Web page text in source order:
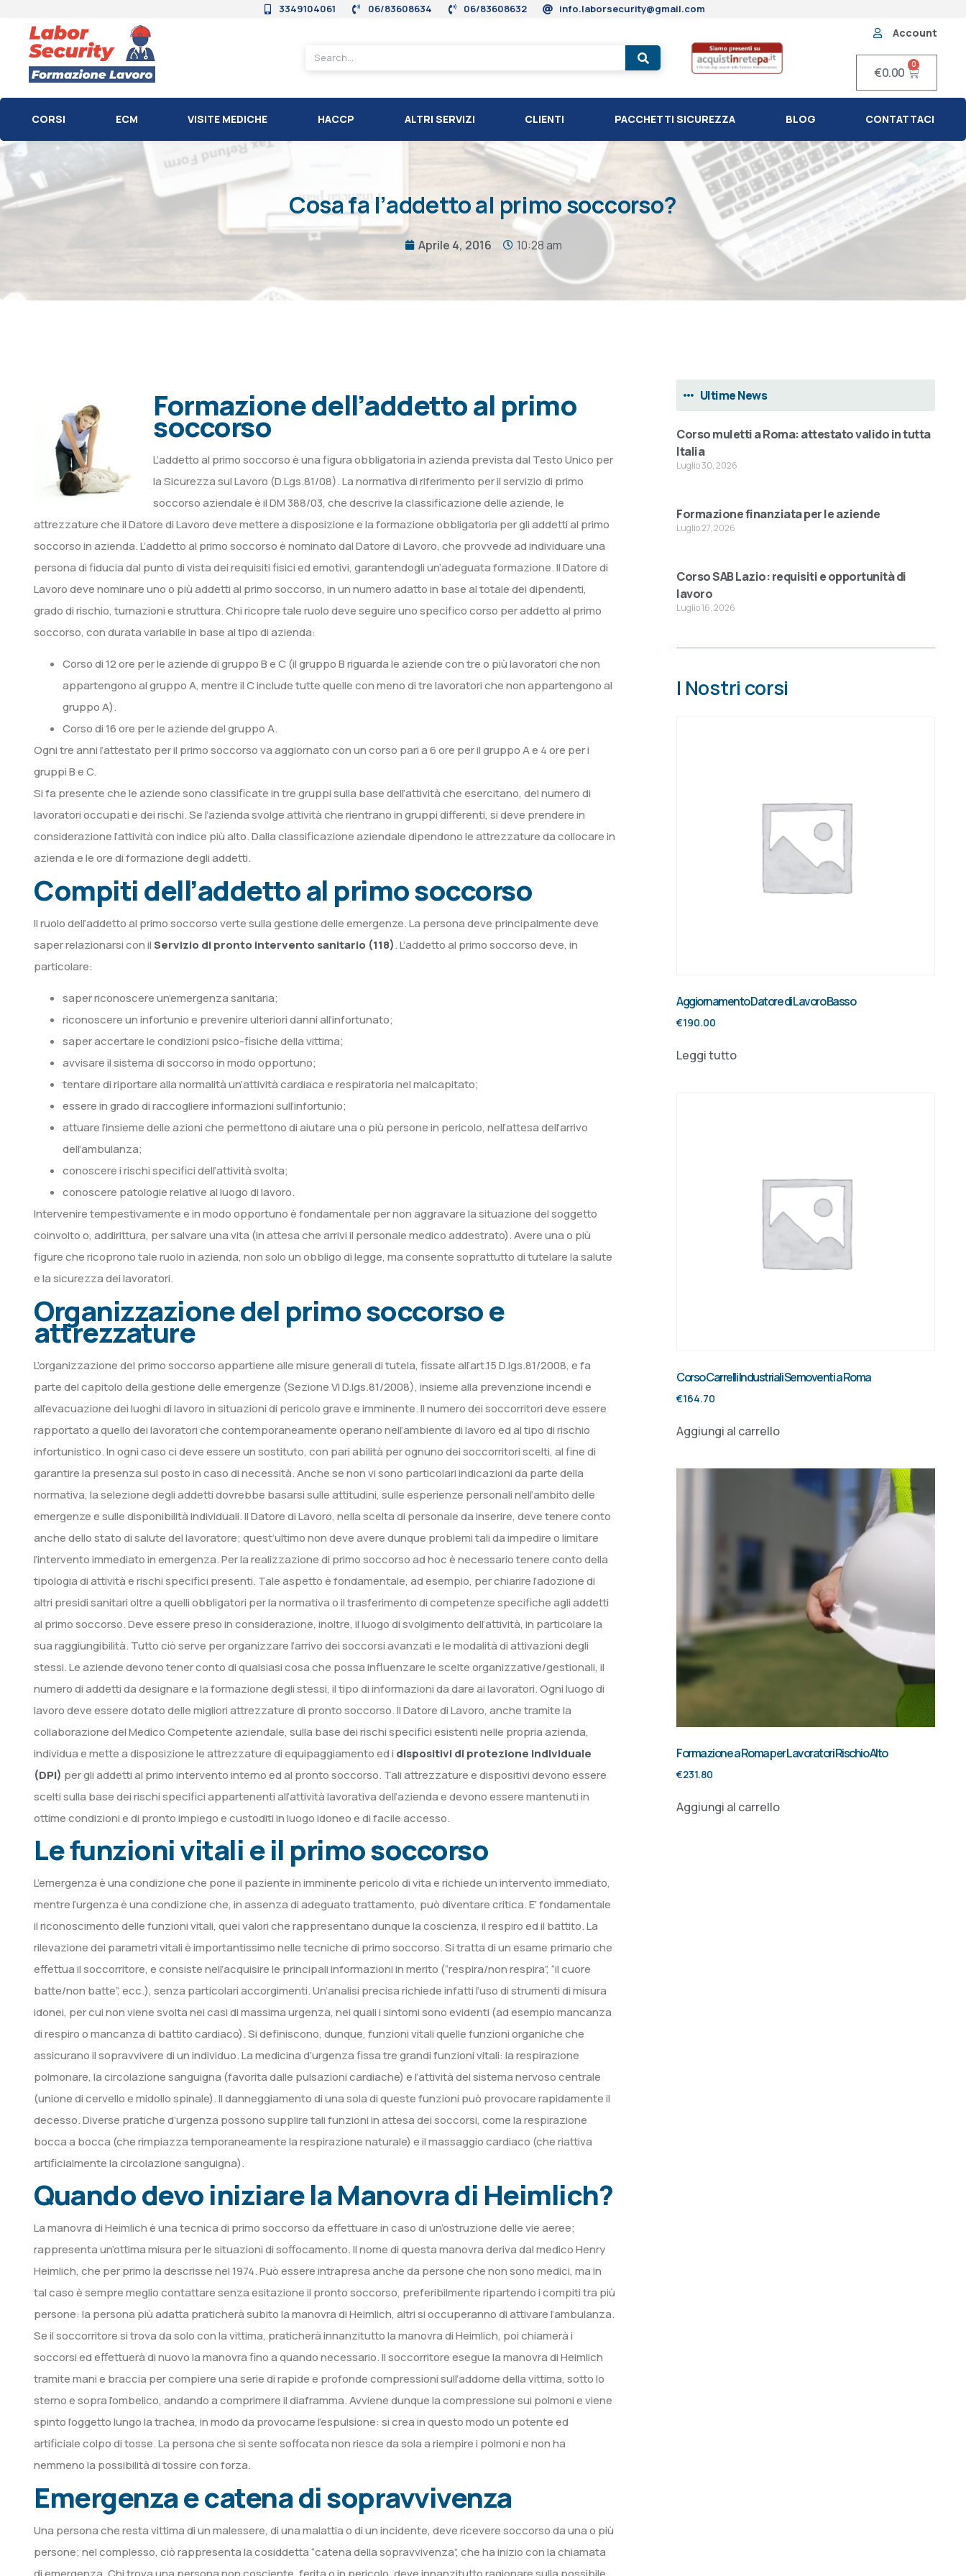
3349104061 06/83608634 06/83608632 info.laborsecurity@gmail.com
Account
€0.00
0
CORSI ECM VISITE MEDICHE HACCP ALTRI SERVIZI CLIENTI PACCHETTI SICUREZZA BLOG CONTATTACI
Cosa fa l’addetto al primo soccorso?
Aprile 4, 2016 10:28 am
Formazione dell’addetto al primo
soccorso
L’addetto al primo soccorso è una figura obbligatoria in azienda prevista dal Testo Unico per
la Sicurezza sul Lavoro (D.Lgs.81/08). La normativa di riferimento per il servizio di primo
soccorso aziendale è il DM 388/03, che descrive la classificazione delle aziende, le
attrezzature che il Datore di Lavoro deve mettere a disposizione e la formazione obbligatoria per gli addetti al primo
soccorso in azienda. L’addetto al primo soccorso è nominato dal Datore di Lavoro, che provvede ad individuare una
persona di fiducia dal punto di vista dei requisiti fisici ed emotivi, garantendogli un’adeguata formazione. Il Datore di
Lavoro deve nominare uno o più addetti al primo soccorso, in un numero adatto in base al totale dei dipendenti,
grado di rischio, turnazioni e struttura. Chi ricopre tale ruolo deve seguire uno specifico corso per addetto al primo
soccorso, con durata variabile in base al tipo di azienda:
Corso di 12 ore per le aziende di gruppo B e C (il gruppo B riguarda le aziende con tre o più lavoratori che non
appartengono al gruppo A, mentre il C include tutte quelle con meno di tre lavoratori che non appartengono al
gruppo A).
Corso di 16 ore per le aziende del gruppo A.
Ogni tre anni l’attestato per il primo soccorso va aggiornato con un corso pari a 6 ore per il gruppo A e 4 ore per i
gruppi B e C.
Si fa presente che le aziende sono classificate in tre gruppi sulla base dell’attività che esercitano, del numero di
lavoratori occupati e dei rischi. Se l’azienda svolge attività che rientrano in gruppi differenti, si deve prendere in
considerazione l’attività con indice più alto. Dalla classificazione aziendale dipendono le attrezzature da collocare in
azienda e le ore di formazione degli addetti.
Compiti dell’addetto al primo soccorso
Il ruolo dell’addetto al primo soccorso verte sulla gestione delle emergenze. La persona deve principalmente deve
saper relazionarsi con ilServizio di pronto intervento sanitario (118). L’addetto al primo soccorso deve, in
particolare:
saper riconoscere un’emergenza sanitaria;
riconoscere un infortunio e prevenire ulteriori danni all’infortunato;
saper accertare le condizioni psico-fisiche della vittima;
avvisare il sistema di soccorso in modo opportuno;
tentare di riportare alla normalità un’attività cardiaca e respiratoria nel malcapitato;
essere in grado di raccogliere informazioni sull’infortunio;
attuare l’insieme delle azioni che permettono di aiutare una o più persone in pericolo, nell’attesa dell’arrivo
dell’ambulanza;
conoscere i rischi specifici dell’attività svolta;
conoscere patologie relative al luogo di lavoro.
Intervenire tempestivamente e in modo opportuno è fondamentale per non aggravare la situazione del soggetto
coinvolto o, addirittura, per salvare una vita (in attesa che arrivi il personale medico addestrato). Avere una o più
figure che ricoprono tale ruolo in azienda, non solo un obbligo di legge, ma consente soprattutto di tutelare la salute
e la sicurezza dei lavoratori.
Organizzazione del primo soccorso e
attrezzature
L’organizzazione del primo soccorso appartiene alle misure generali di tutela, fissate all’art.15 D.lgs.81/2008, e fa
parte del capitolo della gestione delle emergenze (Sezione VI D.lgs.81/2008), insieme alla prevenzione incendi e
all’evacuazione dei luoghi di lavoro in situazioni di pericolo grave e imminente. Il numero dei soccorritori deve essere
rapportato a quello dei lavoratori che contemporaneamente operano nell’ambiente di lavoro ed al tipo di rischio
infortunistico. In ogni caso ci deve essere un sostituto, con pari abilità per ognuno dei soccorritori scelti, al fine di
garantire la presenza sul posto in caso di necessità. Anche se non vi sono particolari indicazioni da parte della
normativa, la selezione degli addetti dovrebbe basarsi sulle attitudini, sulle esperienze personali nell’ambito delle
emergenze e sulle disponibilità individuali. Il Datore di Lavoro, nella scelta di personale da inserire, deve tenere conto
anche dello stato di salute del lavoratore; quest’ultimo non deve avere dunque problemi tali da impedire o limitare
l’intervento immediato in emergenza. Per la realizzazione di primo soccorso ad hoc è necessario tenere conto della
tipologia di attività e rischi specifici presenti. Tale aspetto è fondamentale, ad esempio, per chiarire l’adozione di
altri presidi sanitari oltre a quelli obbligatori per la normativa o il trasferimento di competenze specifiche agli addetti
al primo soccorso. Deve essere preso in considerazione, inoltre, il luogo di svolgimento dell’attività, in particolare la
sua raggiungibilità. Tutto ciò serve per organizzare l’arrivo dei soccorsi avanzati e le modalità di attivazioni degli
stessi. Le aziende devono tener conto di qualsiasi cosa che possa influenzare le scelte organizzative/gestionali, il
numero di addetti da designare e la formazione degli stessi, il tipo di informazioni da dare ai lavoratori. Ogni luogo di
lavoro deve essere dotato delle migliori attrezzature di pronto soccorso. Il Datore di Lavoro, anche tramite la
collaborazione del Medico Competente aziendale, sulla base dei rischi specifici esistenti nelle propria azienda,
individua e mette a disposizione le attrezzature di equipaggiamento ed i dispositivi di protezione individuale
(DPI) per gli addetti al primo intervento interno ed al pronto soccorso. Tali attrezzature e dispositivi devono essere
scelti sulla base dei rischi specifici appartenenti all’attività lavorativa dell’azienda e devono essere mantenuti in
ottime condizioni e di pronto impiego e custoditi in luogo idoneo e di facile accesso.
Le funzioni vitali e il primo soccorso
L’emergenza è una condizione che pone il paziente in imminente pericolo di vita e richiede un intervento immediato,
mentre l’urgenza è una condizione che, in assenza di adeguato trattamento, può diventare critica. E’ fondamentale
il riconoscimento delle funzioni vitali, quei valori che rappresentano dunque la coscienza, il respiro ed il battito. La
rilevazione dei parametri vitali è importantissimo nelle tecniche di primo soccorso. Si tratta di un esame primario che
effettua il soccorritore, e consiste nell’acquisire le principali informazioni in merito (“respira/non respira”, “il cuore
batte/non batte”, ecc.), senza particolari accorgimenti. Un’analisi precisa richiede infatti l’uso di strumenti di misura
idonei, per cui non viene svolta nei casi di massima urgenza, nei quali i sintomi sono evidenti (ad esempio mancanza
di respiro o mancanza di battito cardiaco). Si definiscono, dunque, funzioni vitali quelle funzioni organiche che
assicurano il sopravvivere di un individuo. La medicina d’urgenza fissa tre grandi funzioni vitali: la respirazione
polmonare, la circolazione sanguigna (favorita dalle pulsazioni cardiache) e l’attività del sistema nervoso centrale
(unione di cervello e midollo spinale). Il danneggiamento di una sola di queste funzioni può provocare rapidamente il
decesso. Diverse pratiche d’urgenza possono supplire tali funzioni in attesa dei soccorsi, come la respirazione
bocca a bocca (che rimpiazza temporaneamente la respirazione naturale) e il massaggio cardiaco (che riattiva
artificialmente la circolazione sanguigna).
Quando devo iniziare la Manovra di Heimlich?
La manovra di Heimlich è una tecnica di primo soccorso da effettuare in caso di un’ostruzione delle vie aeree;
rappresenta un’ottima misura per le situazioni di soffocamento. Il nome di questa manovra deriva dal medico Henry
Heimlich, che per primo la descrisse nel 1974. Può essere intrapresa anche da persone che non sono medici, ma in
tal caso è sempre meglio contattare senza esitazione il pronto soccorso, preferibilmente ripartendo i compiti tra più
persone: la persona più adatta praticherà subito la manovra di Heimlich, altri si occuperanno di attivare l’ambulanza.
Se il soccorritore si trova da solo con la vittima, praticherà innanzitutto la manovra di Heimlich, poi chiamerà i
soccorsi ed effettuerà di nuovo la manovra fino a quando necessario. Il soccorritore esegue la manovra di Heimlich
tramite mani e braccia per compiere una serie di rapide e profonde compressioni sull’addome della vittima, sotto lo
sterno e sopra l’ombelico, andando a comprimere il diaframma. Avviene dunque la compressione sui polmoni e viene
spinto l’oggetto lungo la trachea, in modo da provocarne l’espulsione: si crea in questo modo un potente ed
artificiale colpo di tosse. La persona che si sente soffocata non riesce da sola a riempire i polmoni e non ha
nemmeno la possibilità di tossire con forza.
Emergenza e catena di sopravvivenza
Una persona che resta vittima di un malessere, di una malattia o di un incidente, deve ricevere soccorso da una o più
persone; nel complesso, ciò rappresenta la cosiddetta “catena della sopravvivenza”, che ha inizio con la chiamata
Ultime News
Corso muletti a Roma: attestato valido in tutta
Italia
Luglio 30, 2026
Formazione finanziata per le aziende
Luglio 27, 2026
Corso SAB Lazio: requisiti e opportunità di
lavoro
Luglio 16, 2026
I Nostri corsi
Aggiornamento Datore di Lavoro Basso
€190.00
Leggi tutto
Corso Carrelli Industriali Semoventi a Roma
€164.70
Aggiungi al carrello
Formazione a Roma per Lavoratori Rischio Alto
€231.80
Aggiungi al carrello